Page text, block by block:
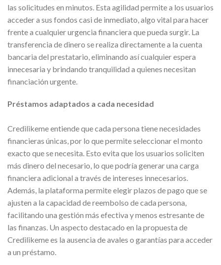
las solicitudes en minutos. Esta agilidad permite a los usuarios
acceder a sus fondos casi de inmediato, algo vital para hacer
frente a cualquier urgencia financiera que pueda surgir. La
transferencia de dinero se realiza directamente a la cuenta
bancaria del prestatario, eliminando así cualquier espera
innecesaria y brindando tranquilidad a quienes necesitan
financiación urgente.
Préstamos adaptados a cada necesidad
Credilikeme entiende que cada persona tiene necesidades
financieras únicas, por lo que permite seleccionar el monto
exacto que se necesita. Esto evita que los usuarios soliciten
más dinero del necesario, lo que podría generar una carga
financiera adicional a través de intereses innecesarios.
Además, la plataforma permite elegir plazos de pago que se
ajusten a la capacidad de reembolso de cada persona,
facilitando una gestión más efectiva y menos estresante de
las finanzas. Un aspecto destacado en la propuesta de
Credilikeme es la ausencia de avales o garantías para acceder
a un préstamo.